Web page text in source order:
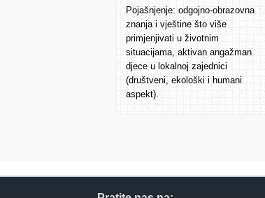
Pojašnjenje: odgojno-obrazovna
znanja i vještine što više
primjenjivati u životnim
situacijama, aktivan angažman
djece u lokalnoj zajednici
(društveni, ekološki i humani
aspekt).